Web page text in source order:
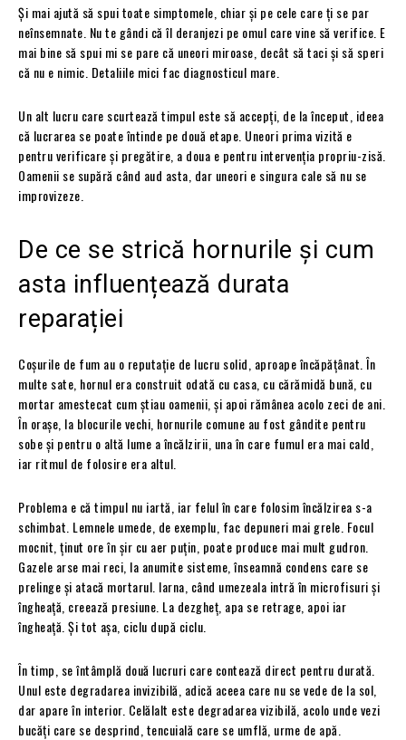
Și mai ajută să spui toate simptomele, chiar și pe cele care ți se par
neînsemnate. Nu te gândi că îl deranjezi pe omul care vine să verifice. E
mai bine să spui mi se pare că uneori miroase, decât să taci și să speri
că nu e nimic. Detaliile mici fac diagnosticul mare.
Un alt lucru care scurtează timpul este să accepți, de la început, ideea
că lucrarea se poate întinde pe două etape. Uneori prima vizită e
pentru verificare și pregătire, a doua e pentru intervenția propriu-zisă.
Oamenii se supără când aud asta, dar uneori e singura cale să nu se
improvizeze.
De ce se strică hornurile și cum
asta influențează durata
reparației
Coșurile de fum au o reputație de lucru solid, aproape încăpățânat. În
multe sate, hornul era construit odată cu casa, cu cărămidă bună, cu
mortar amestecat cum știau oamenii, și apoi rămânea acolo zeci de ani.
În orașe, la blocurile vechi, hornurile comune au fost gândite pentru
sobe și pentru o altă lume a încălzirii, una în care fumul era mai cald,
iar ritmul de folosire era altul.
Problema e că timpul nu iartă, iar felul în care folosim încălzirea s-a
schimbat. Lemnele umede, de exemplu, fac depuneri mai grele. Focul
mocnit, ținut ore în șir cu aer puțin, poate produce mai mult gudron.
Gazele arse mai reci, la anumite sisteme, înseamnă condens care se
prelinge și atacă mortarul. Iarna, când umezeala intră în microfisuri și
îngheață, creează presiune. La dezgheț, apa se retrage, apoi iar
îngheață. Și tot așa, ciclu după ciclu.
În timp, se întâmplă două lucruri care contează direct pentru durată.
Unul este degradarea invizibilă, adică aceea care nu se vede de la sol,
dar apare în interior. Celălalt este degradarea vizibilă, acolo unde vezi
bucăți care se desprind, tencuială care se umflă, urme de apă.